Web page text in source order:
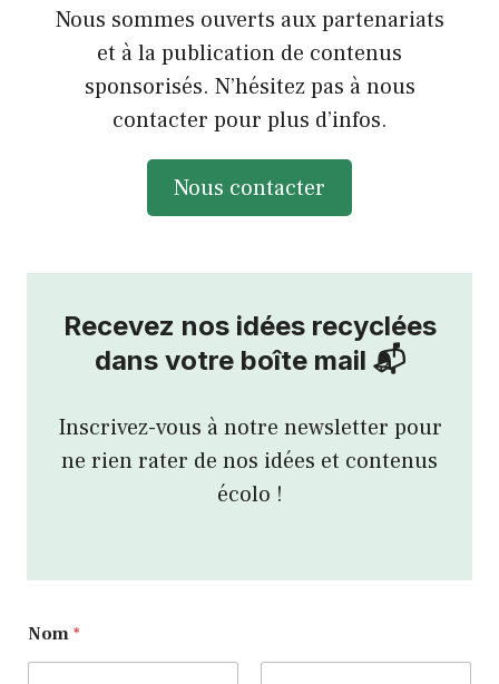
Nous sommes ouverts aux partenariats
et à la publication de contenus
sponsorisés. N’hésitez pas à nous
contacter pour plus d’infos.
Nous contacter
Recevez nos idées recyclées
dans votre boîte mail 📬
Inscrivez-vous à notre newsletter pour
ne rien rater de nos idées et contenus
écolo !
o
m
Nom *